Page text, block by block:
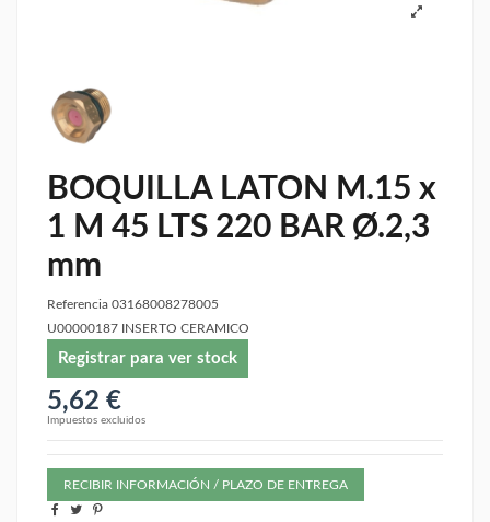
BOQUILLA LATON M.15 x
1 M 45 LTS 220 BAR Ø.2,3
mm
Referencia 03168008278005
U00000187 INSERTO CERAMICO
Registrar para ver stock
5,62 €
Impuestos excluidos
RECIBIR INFORMACIÓN / PLAZO DE ENTREGA